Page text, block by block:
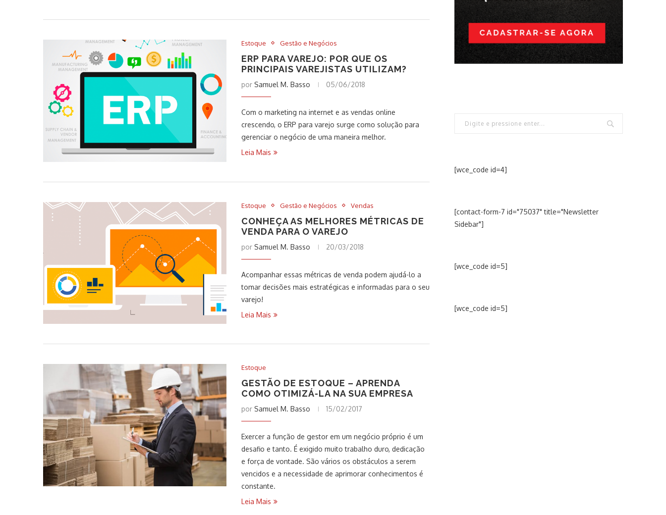
Estoque Gestão e Negócios
ERP PARA VAREJO: POR QUE OS
PRINCIPAIS VAREJISTAS UTILIZAM?
por Samuel M. Basso 05/06/2018
Com o marketing na internet e as vendas online
crescendo, o ERP para varejo surge como solução para
gerenciar o negócio de uma maneira melhor.
Leia Mais
Estoque Gestão e Negócios Vendas
CONHEÇA AS MELHORES MÉTRICAS DE
VENDA PARA O VAREJO
por Samuel M. Basso 20/03/2018
Acompanhar essas métricas de venda podem ajudá-lo a
tomar decisões mais estratégicas e informadas para o seu
varejo!
Leia Mais
Estoque
GESTÃO DE ESTOQUE – APRENDA
COMO OTIMIZÁ-LA NA SUA EMPRESA
por Samuel M. Basso 15/02/2017
Exercer a função de gestor em um negócio próprio é um
desafio e tanto. É exigido muito trabalho duro, dedicação
e força de vontade. São vários os obstáculos a serem
vencidos e a necessidade de aprimorar conhecimentos é
constante.
Leia Mais
[wce_code id=4]
[contact-form-7 id="75037" title="Newsletter
Sidebar"]
[wce_code id=5]
[wce_code id=5]